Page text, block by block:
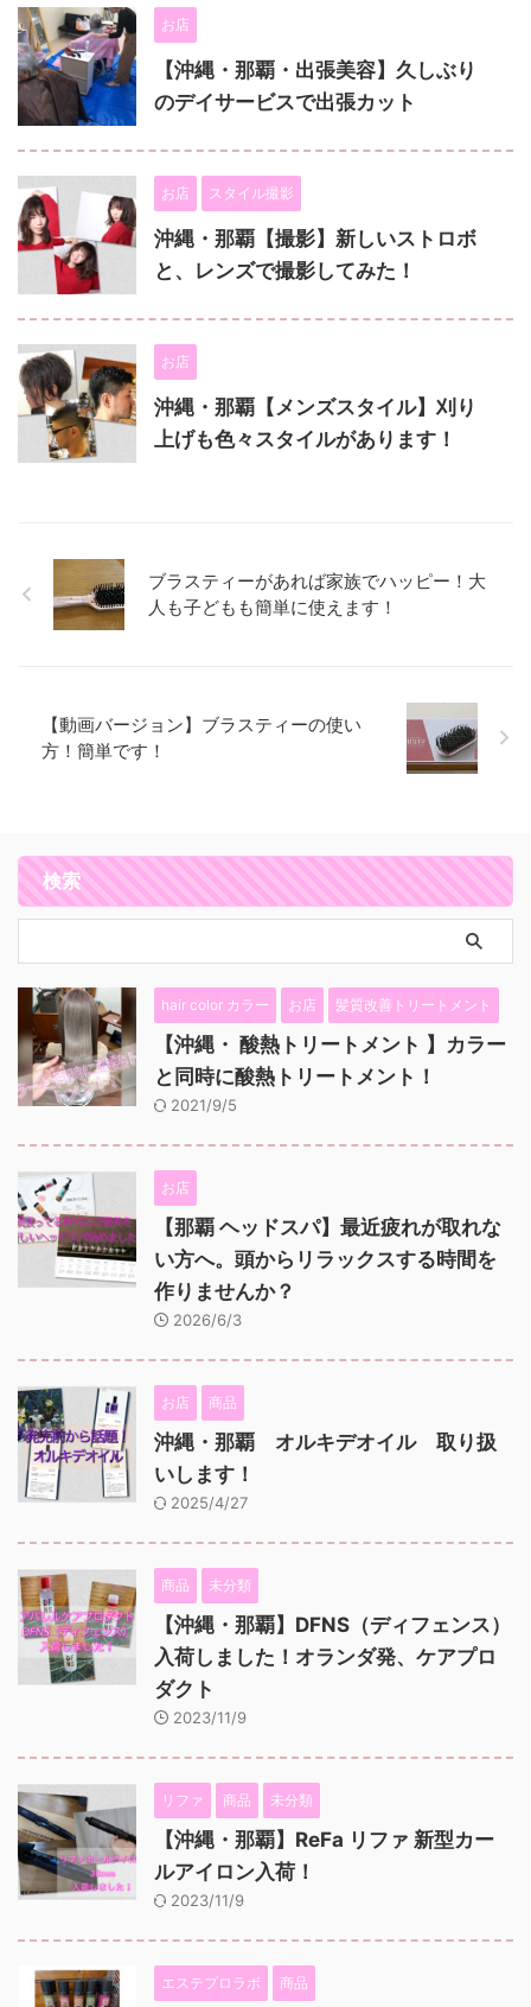
お店
【沖縄・那覇・出張美容】久しぶり
のデイサービスで出張カット
お店 スタイル撮影
沖縄・那覇【撮影】新しいストロボ
と、レンズで撮影してみた！
お店
沖縄・那覇【メンズスタイル】刈り
上げも色々スタイルがあります！
ブラスティーがあれば家族でハッピー！大
人も子どもも簡単に使えます！
【動画バージョン】ブラスティーの使い
方！簡単です！
検索
hair color カラー お店 髪質改善トリートメント
【沖縄・ 酸熱トリートメント 】カラー
と同時に酸熱トリートメント！
2021/9/5
お店
【那覇 ヘッドスパ】最近疲れが取れな
い方へ。頭からリラックスする時間を
作りませんか？
2026/6/3
お店 商品
沖縄・那覇 オルキデオイル 取り扱
いします！
2025/4/27
商品 未分類
【沖縄・那覇】DFNS（ディフェンス）
入荷しました！オランダ発、ケアプロ
ダクト
2023/11/9
リファ 商品 未分類
【沖縄・那覇】ReFa リファ 新型カー
ルアイロン入荷！
2023/11/9
エステプロラボ 商品